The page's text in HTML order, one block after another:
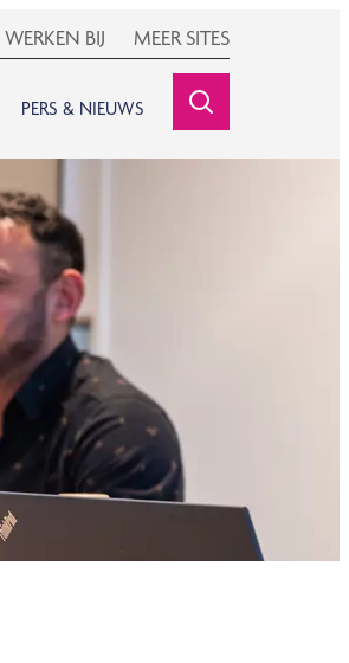
SEARCHINE
PERS & NIEUWS
WERKEN BIJ MEER SITES